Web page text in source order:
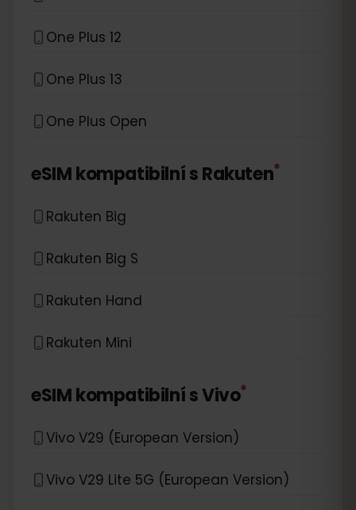
One Plus 12
One Plus 13
One Plus Open
eSIM kompatibilní sRakuten*
Rakuten Big
Rakuten Big S
Rakuten Hand
Rakuten Mini
eSIM kompatibilní sVivo*
Vivo V29 (European Version)
Vivo V29 Lite 5G (European Version)